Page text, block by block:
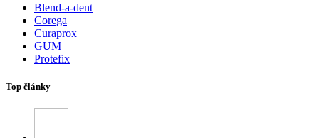
Blend-a-dent
Corega
Curaprox
GUM
Protefix
Top články